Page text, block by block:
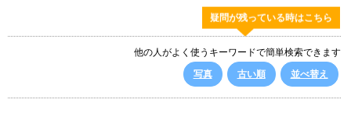
疑問が残っている時はこちら
他の人がよく使うキーワードで簡単検索できます
写真
古い順 並べ替え